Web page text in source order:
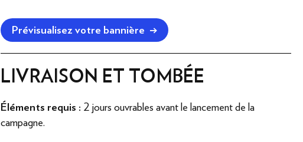
Prévisualisez votre bannière →
LIVRAISON ET TOMBÉE
Éléments requis : 2 jours ouvrables avant le lancement de la
campagne.